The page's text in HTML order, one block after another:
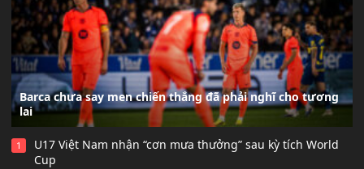
Barca chưa say men chiến thắng đã phải nghĩ cho tương
lai
1
U17 Việt Nam nhận “cơn mưa thưởng” sau kỳ tích World
Cup